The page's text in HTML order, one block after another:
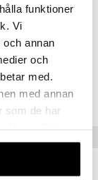
funktioner
Vi
annan
och
med.
med annan
som de har
webbplats.